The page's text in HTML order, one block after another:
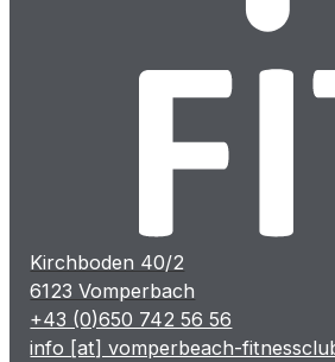
Kirchboden 40/2
6123 Vomperbach
+43 (0)650 742 56 56
info [at] vomperbeach-